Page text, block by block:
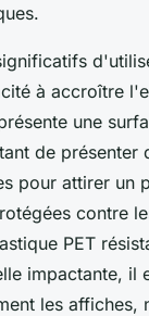
à accroître
une
de présenter
pour attirer un
contre
PET
impactante, il
les affiches,